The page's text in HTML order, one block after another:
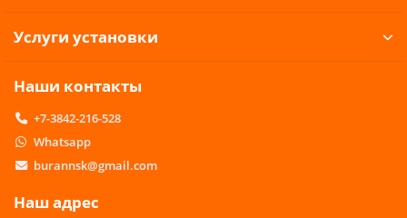
Услуги установки
Наши контакты
+7-3842-216-528
Whatsapp
burannsk@gmail.com
Наш адрес